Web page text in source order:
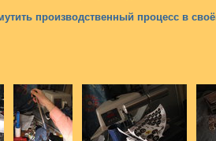
производственный процесс в